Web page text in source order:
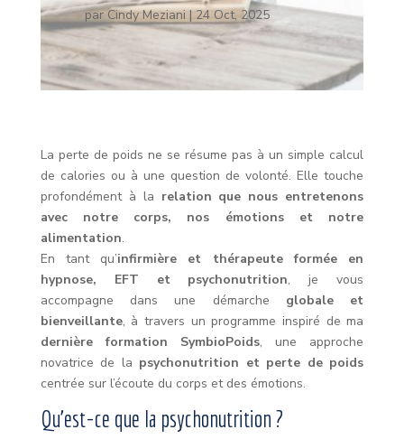
par Cindy Meziani|24 Oct, 2025
La perte de poids ne se résume pas à un simple calcul
de calories ou à une question de volonté. Elle touche
profondément à la relation que nous entretenons
avec notre corps, nos émotions et notre
alimentation.
En tant qu’infirmière et thérapeute formée en
hypnose, EFT et psychonutrition, je vous
accompagne dans une démarche globale et
bienveillante, à travers un programme inspiré de ma
dernière formation SymbioPoids, une approche
novatrice de la psychonutrition et perte de poids
centrée sur l’écoute du corps et des émotions.
Qu’est-ce que la psychonutrition ?